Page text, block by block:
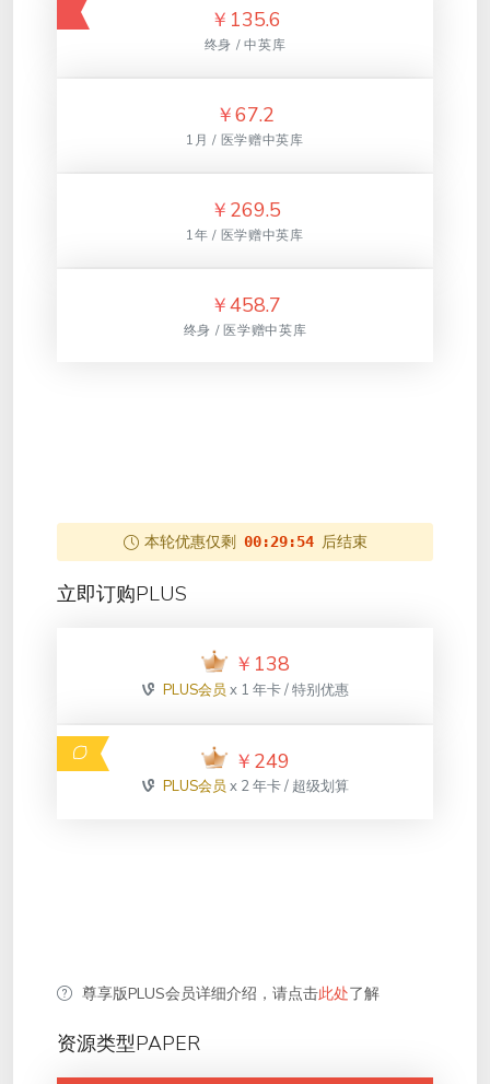
￥ 135.6
终身 / 中英库
￥67.2
1月 / 医学赠中英库
￥ 269.5
1年 / 医学赠中英库
￥458.7
终身 / 医学赠中英库
本轮优惠仅剩 00:29:54 后结束
立即订购PLUS
￥ 138
PLUS会员x 1 年卡 / 特别优惠
￥ 249
PLUS会员x 2 年卡 / 超级划算
尊享版PLUS会员详细介绍，请点击此处了解
资源类型PAPER